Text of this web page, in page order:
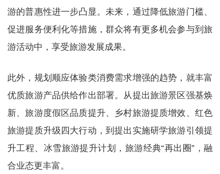
游的普惠性进一步凸显。未来，通过降低旅游门槛、
促进服务便利化等措施，群众将有更多机会参与到旅
游活动中，享受旅游发展成果。
此外，规划顺应体验类消费需求增强的趋势，就丰富
优质旅游产品供给作出部署。从提出旅游景区强基焕
新、旅游度假区品质提升、乡村旅游提质增效、红色
旅游提质升级四大行动，到提出实施研学旅游引领提
升工程、冰雪旅游提升计划，旅游经典“再出圈”，融
合业态更丰富。